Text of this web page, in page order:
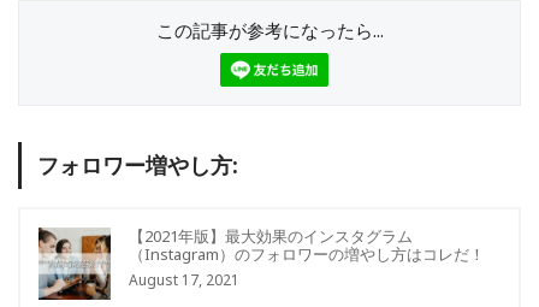
この記事が参考になったら...
フォロワー増やし方:
【2021年版】最大効果のインスタグラム
（Instagram）のフォロワーの増やし方はコレだ！
August 17, 2021